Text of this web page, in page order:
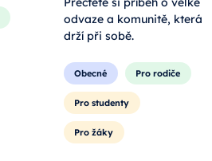
Přečtěte si příběh o velké
odvaze a komunitě, která
drží při sobě.
Obecné Pro rodiče
Pro studenty
Pro žáky